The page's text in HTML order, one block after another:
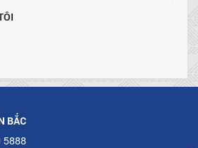
BẮC
5888